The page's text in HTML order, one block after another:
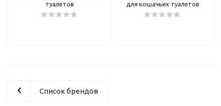
туалетов
для кошачьих туалетов
Список брендов